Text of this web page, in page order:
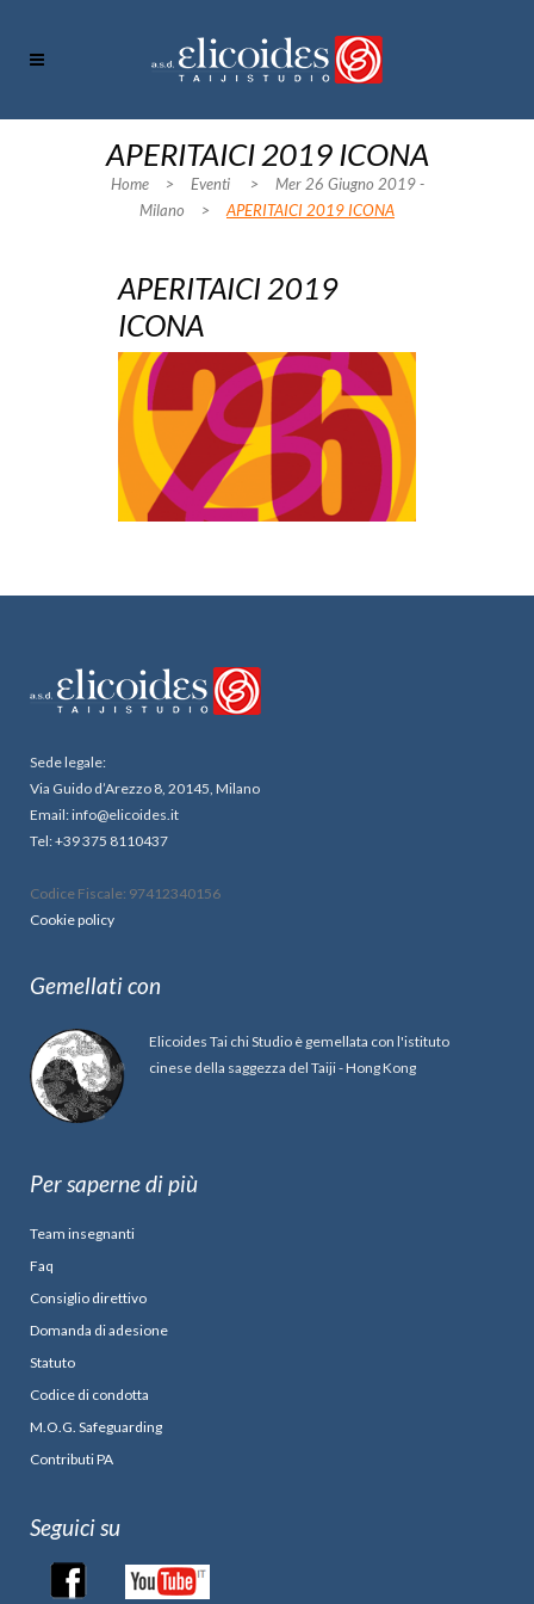
APERITAICI 2019 ICONA
Home > Eventi >
Mer 26 Giugno 2019 -
Milano
> APERITAICI 2019 ICONA
APERITAICI 2019
ICONA
Sede legale:
Via Guido d’Arezzo 8, 20145, Milano
Email: info@elicoides.it
Tel: +39 375 8110437
Codice Fiscale: 97412340156
Cookie policy
Gemellati con
Elicoides Tai chi Studio è gemellata con l'istituto
cinese della saggezza del Taiji - Hong Kong
Per saperne di più
Team insegnanti
Faq
Consiglio direttivo
Domanda di adesione
Statuto
Codice di condotta
M.O.G. Safeguarding
Contributi PA
Seguici su